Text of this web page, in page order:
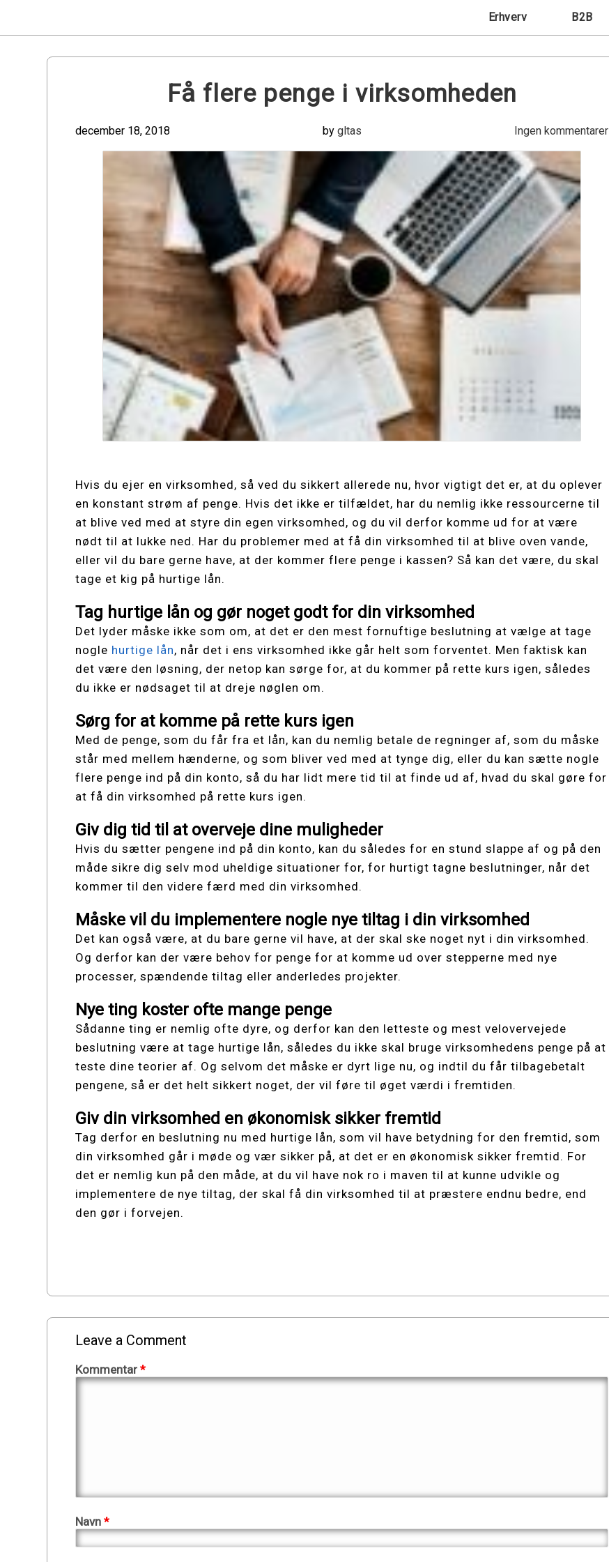
content
Erhverv B2B
Få flere penge i virksomheden
december 18, 2018 bygltas Ingen kommentarer
Hvis du ejer en virksomhed, så ved du sikkert allerede nu, hvor vigtigt det er, at du oplever
en konstant strøm af penge. Hvis det ikke er tilfældet, har du nemlig ikke ressourcerne til
at blive ved med at styre din egen virksomhed, og du vil derfor komme ud for at være
nødt til at lukke ned. Har du problemer med at få din virksomhed til at blive oven vande,
eller vil du bare gerne have, at der kommer flere penge i kassen? Så kan det være, du skal
tage et kig på hurtige lån.
Tag hurtige lån og gør noget godt for din virksomhed
Det lyder måske ikke som om, at det er den mest fornuftige beslutning at vælge at tage
nogle hurtige lån, når det i ens virksomhed ikke går helt som forventet. Men faktisk kan
det være den løsning, der netop kan sørge for, at du kommer på rette kurs igen, således
du ikke er nødsaget til at dreje nøglen om.
Sørg for at komme på rette kurs igen
Med de penge, som du får fra et lån, kan du nemlig betale de regninger af, som du måske
står med mellem hænderne, og som bliver ved med at tynge dig, eller du kan sætte nogle
flere penge ind på din konto, så du har lidt mere tid til at finde ud af, hvad du skal gøre for
at få din virksomhed på rette kurs igen.
Giv dig tid til at overveje dine muligheder
Hvis du sætter pengene ind på din konto, kan du således for en stund slappe af og på den
måde sikre dig selv mod uheldige situationer for, for hurtigt tagne beslutninger, når det
kommer til den videre færd med din virksomhed.
Måske vil du implementere nogle nye tiltag i din virksomhed
Det kan også være, at du bare gerne vil have, at der skal ske noget nyt i din virksomhed.
Og derfor kan der være behov for penge for at komme ud over stepperne med nye
processer, spændende tiltag eller anderledes projekter.
Nye ting koster ofte mange penge
Sådanne ting er nemlig ofte dyre, og derfor kan den letteste og mest velovervejede
beslutning være at tage hurtige lån, således du ikke skal bruge virksomhedens penge på at
teste dine teorier af. Og selvom det måske er dyrt lige nu, og indtil du får tilbagebetalt
pengene, så er det helt sikkert noget, der vil føre til øget værdi i fremtiden.
Giv din virksomhed en økonomisk sikker fremtid
Tag derfor en beslutning nu med hurtige lån, som vil have betydning for den fremtid, som
din virksomhed går i møde og vær sikker på, at det er en økonomisk sikker fremtid. For
det er nemlig kun på den måde, at du vil have nok ro i maven til at kunne udvikle og
implementere de nye tiltag, der skal få din virksomhed til at præstere endnu bedre, end
den gør i forvejen.
Leave a Comment
Kommentar*
Navn*